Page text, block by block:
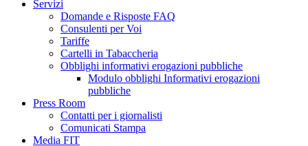
Servizi
Domande e Risposte FAQ
Consulenti per Voi
Tariffe
Cartelli in Tabaccheria
Obblighi informativi erogazioni pubbliche
Modulo obblighi Informativi erogazioni
pubbliche
Press Room
Contatti per i giornalisti
Comunicati Stampa
Media FIT